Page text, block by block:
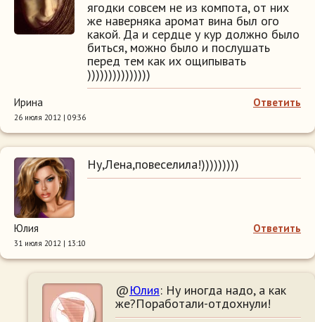
ягодки совсем не из компота, от них
же наверняка аромат вина был ого
какой. Да и сердце у кур должно было
биться, можно было и послушать
перед тем как их ощипывать
)))))))))))))))
Ответить
Ирина
26 июля 2012 | 09:36
Ну,Лена,повеселила!)))))))))
Ответить
Юлия
31 июля 2012 | 13:10
@Юлия: Ну иногда надо, а как
же?Поработали-отдохнули!